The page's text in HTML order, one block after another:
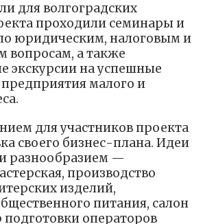
для волгоградских
проходили семинары и
юридическим, налоговым и
вопросам, а также
экскурсии на успешные
малого и
для участников проекта
своего бизнес-плана. Идеи
разнообразием —
производство
изделий,
питания, салон
подготовки операторов